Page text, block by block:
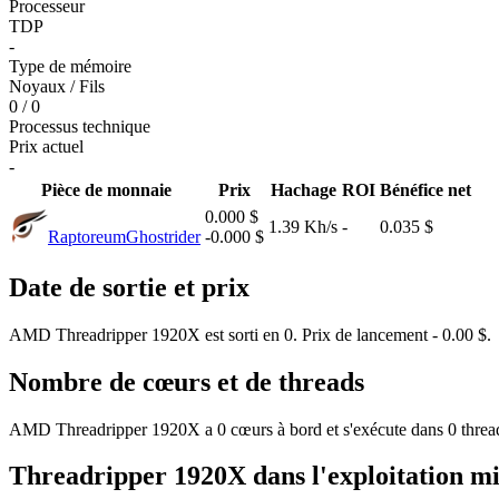
Processeur
TDP
-
Type de mémoire
Noyaux / Fils
0 / 0
Processus technique
Prix actuel
-
Pièce de monnaie
Prix Hachage ROI Bénéfice net
RaptoreumGhostrider
0.000 $
-0.000 $
1.39 Kh/s - 0.035 $
Date de sortie et prix
AMD Threadripper 1920X est sorti en 0. Prix de lancement - 0.00 $.
Nombre de cœurs et de threads
AMD Threadripper 1920X a 0 cœurs à bord et s'exécute dans 0
Threadripper 1920X dans l'exploitation